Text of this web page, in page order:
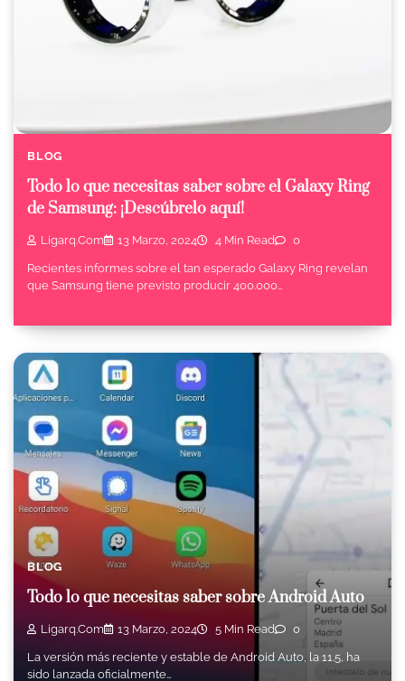
BLOG
Todo lo que necesitas saber sobre el Galaxy Ring
de Samsung: ¡Descúbrelo aquí!
Ligarq.com 13 Marzo, 2024 4 Min Read 0
Recientes informes sobre el tan esperado Galaxy Ring revelan
que Samsung tiene previsto producir 400.000…
BLOG
Todo lo que necesitas saber sobre Android Auto
Ligarq.com 13 Marzo, 2024 5 Min Read 0
La versión más reciente y estable de Android Auto, la 11.5, ha
sido lanzada oficialmente…